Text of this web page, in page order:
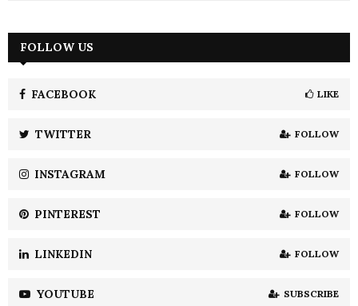
h
H
FOLLOW US
FACEBOOK LIKE
TWITTER FOLLOW
INSTAGRAM FOLLOW
PINTEREST FOLLOW
LINKEDIN FOLLOW
YOUTUBE SUBSCRIBE